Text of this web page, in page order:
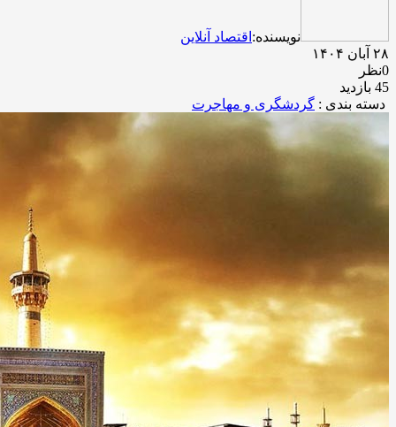
نویسنده: اقتصاد آنلاین
۲۸ آبان ۱۴۰۴
0نظر
45 بازدید
دسته بندی : گردشگری و مهاجرت